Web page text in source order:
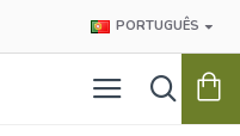
PORTUGUÊS